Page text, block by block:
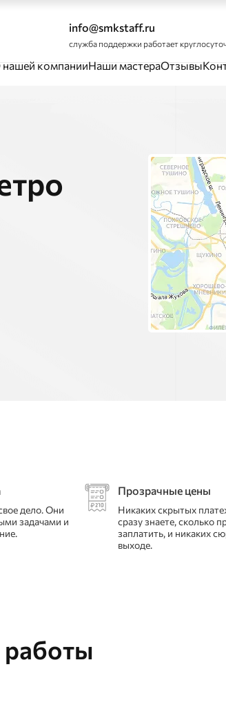
info@smkstaff.ru
служба поддержки работает
компанииНаши мастераОтзывы
дело. Они
задачами и
Прозрачные цены
Никаких скрытых
сразу знаете, сколько
заплатить, и никаких
выходе.